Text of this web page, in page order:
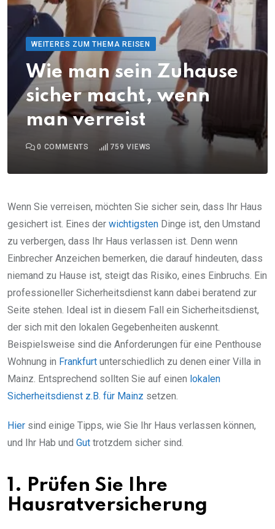
WEITERES ZUM THEMA REISEN
Wie man sein Zuhause
sicher macht, wenn
man verreist
0 COMMENTS 759 VIEWS
Wenn Sie verreisen, möchten Sie sicher sein, dass Ihr Haus
gesichert ist. Eines der wichtigsten Dinge ist, den Umstand
zu verbergen, dass Ihr Haus verlassen ist. Denn wenn
Einbrecher Anzeichen bemerken, die darauf hindeuten, dass
niemand zu Hause ist, steigt das Risiko, eines Einbruchs. Ein
professioneller Sicherheitsdienst kann dabei beratend zur
Seite stehen. Ideal ist in diesem Fall ein Sicherheitsdienst,
der sich mit den lokalen Gegebenheiten auskennt.
Beispielsweise sind die Anforderungen für eine Penthouse
Wohnung in Frankfurt unterschiedlich zu denen einer Villa in
Mainz. Entsprechend sollten Sie auf einen lokalen
Sicherheitsdienst z.B. für Mainz setzen.
Hier sind einige Tipps, wie Sie Ihr Haus verlassen können,
und Ihr Hab und Gut trotzdem sicher sind.
1. Prüfen Sie Ihre
Hausratversicherung